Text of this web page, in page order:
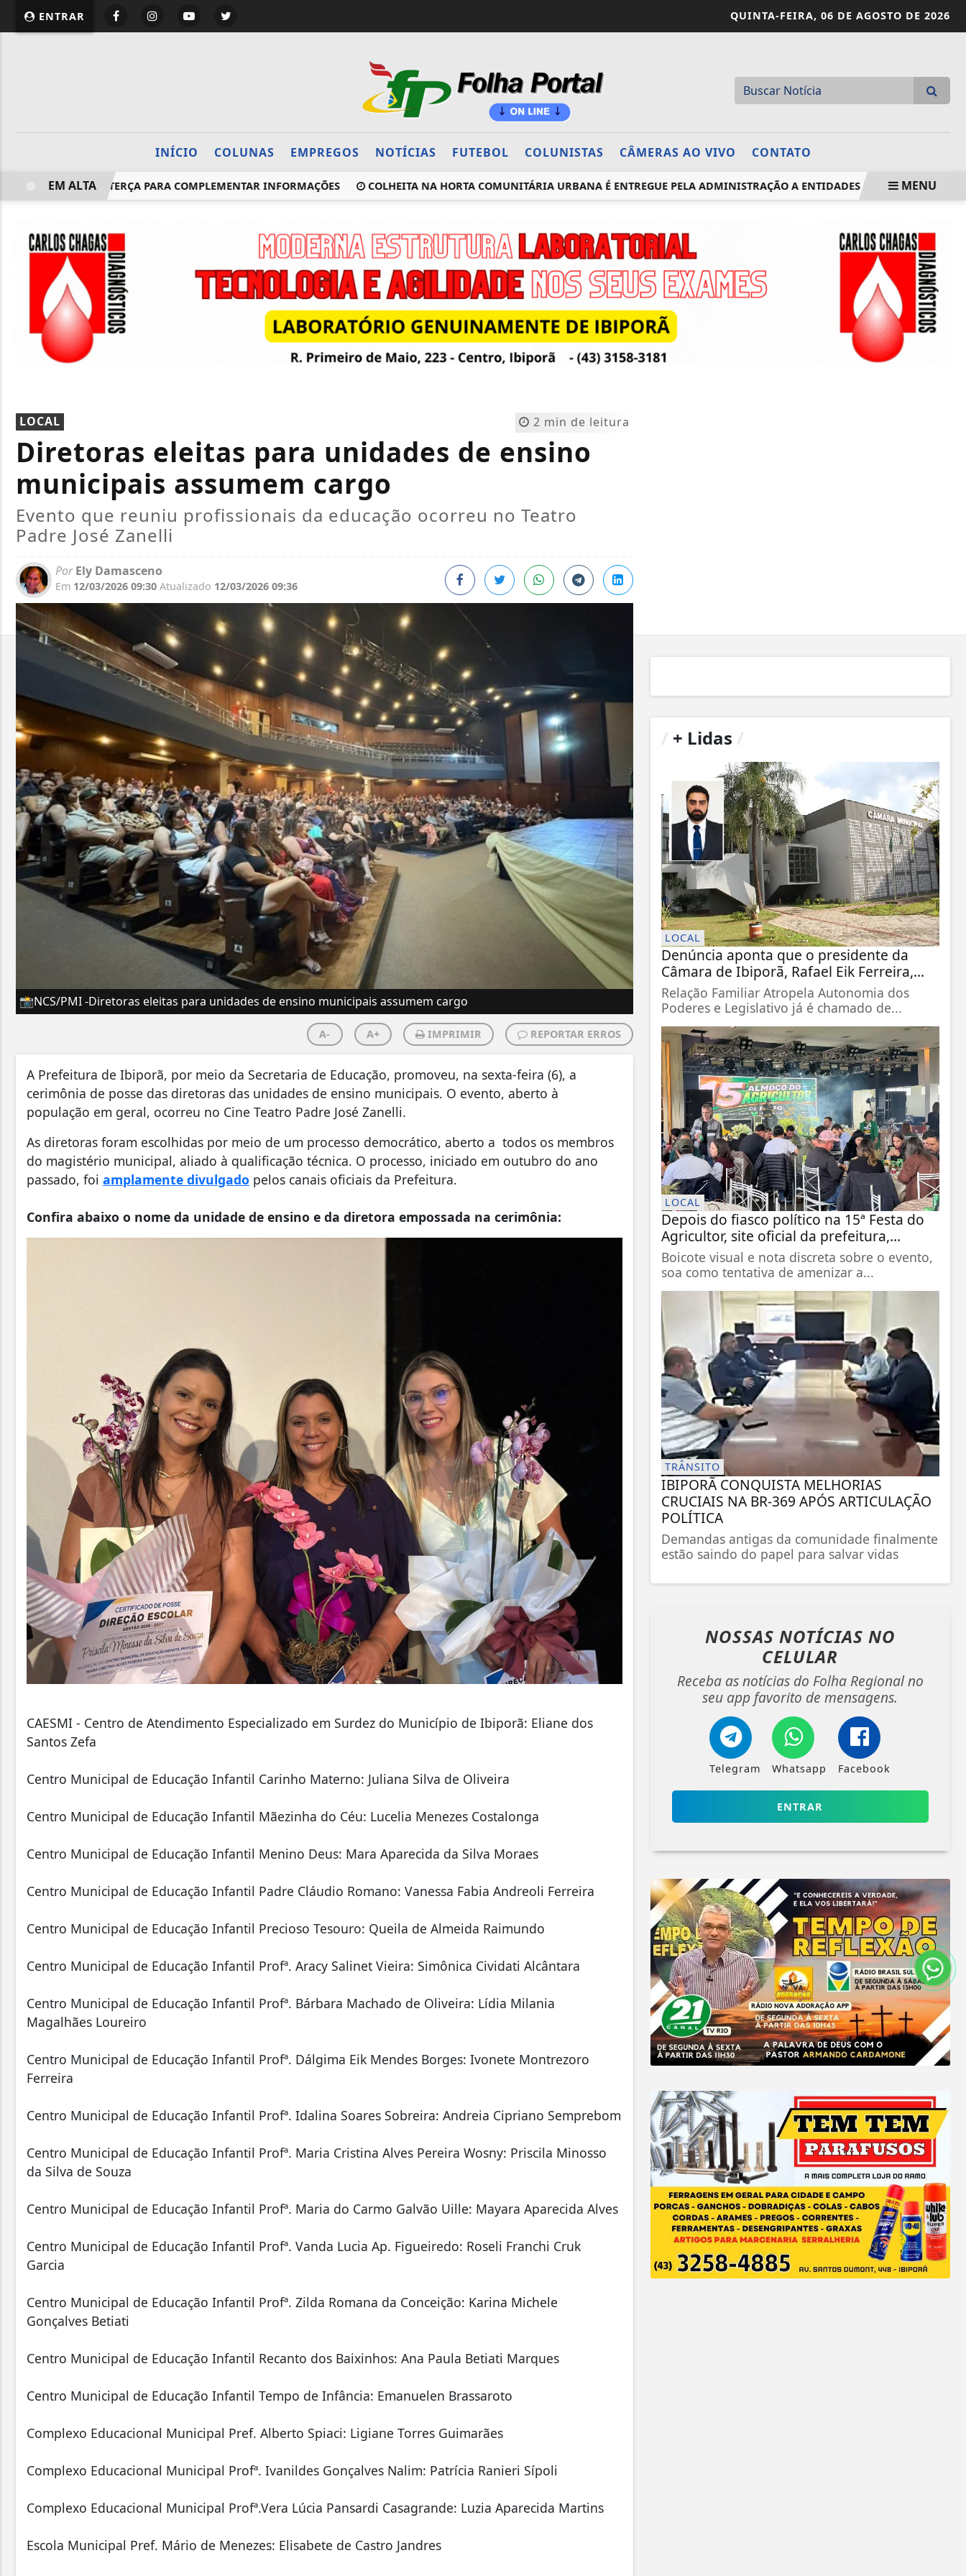
website page view counter
ENTRAR QUINTA-FEIRA, 06 DE AGOSTO DE 2026
INÍCIO COLUNAS EMPREGOS NOTÍCIAS FUTEBOL COLUNISTAS CÂMERAS AO VIVO CONTATO
TÊM ATÉ TERÇA PARA COMPLEMENTAR INFORMAÇÕES COLHEITA NA HORTA COMUNITÁRIA URBANA É ENTREGUE PELA ADMINISTRAÇÃO A ENTIDADES DO COMSEA FIES
EM ALTA MENU
2 min de leitura
LOCAL
Diretoras eleitas para unidades de ensino
municipais assumem cargo
Evento que reuniu profissionais da educação ocorreu no Teatro
Padre José Zanelli
PorEly Damasceno
Em 12/03/2026 09:30 Atualizado 12/03/2026 09:36
📸NCS/PMI -Diretoras eleitas para unidades de ensino municipais assumem cargo
A- A+ IMPRIMIR REPORTAR ERROS
A Prefeitura de Ibiporã, por meio da Secretaria de Educação, promoveu, na sexta-feira (6), a
cerimônia de posse das diretoras das unidades de ensino municipais. O evento, aberto à
população em geral, ocorreu no Cine Teatro Padre José Zanelli.
As diretoras foram escolhidas por meio de um processo democrático, aberto a todos os membros
do magistério municipal, aliado à qualificação técnica. O processo, iniciado em outubro do ano
passado, foi amplamente divulgado pelos canais oficiais da Prefeitura.
Confira abaixo o nome da unidade de ensino e da diretora empossada na cerimônia:
CAESMI - Centro de Atendimento Especializado em Surdez do Município de Ibiporã: Eliane dos
Santos Zefa
Centro Municipal de Educação Infantil Carinho Materno: Juliana Silva de Oliveira
Centro Municipal de Educação Infantil Mãezinha do Céu: Lucelia Menezes Costalonga
Centro Municipal de Educação Infantil Menino Deus: Mara Aparecida da Silva Moraes
Centro Municipal de Educação Infantil Padre Cláudio Romano: Vanessa Fabia Andreoli Ferreira
Centro Municipal de Educação Infantil Precioso Tesouro: Queila de Almeida Raimundo
Centro Municipal de Educação Infantil Profª. Aracy Salinet Vieira: Simônica Cividati Alcântara
Centro Municipal de Educação Infantil Profª. Bárbara Machado de Oliveira: Lídia Milania
Magalhães Loureiro
Centro Municipal de Educação Infantil Profª. Dálgima Eik Mendes Borges: Ivonete Montrezoro
Ferreira
Centro Municipal de Educação Infantil Profª. Idalina Soares Sobreira: Andreia Cipriano Semprebom
Centro Municipal de Educação Infantil Profª. Maria Cristina Alves Pereira Wosny: Priscila Minosso
da Silva de Souza
Centro Municipal de Educação Infantil Profª. Maria do Carmo Galvão Uille: Mayara Aparecida Alves
Centro Municipal de Educação Infantil Profª. Vanda Lucia Ap. Figueiredo: Roseli Franchi Cruk
Garcia
Centro Municipal de Educação Infantil Profª. Zilda Romana da Conceição: Karina Michele
Gonçalves Betiati
Centro Municipal de Educação Infantil Recanto dos Baixinhos: Ana Paula Betiati Marques
Centro Municipal de Educação Infantil Tempo de Infância: Emanuelen Brassaroto
Complexo Educacional Municipal Pref. Alberto Spiaci: Ligiane Torres Guimarães
Complexo Educacional Municipal Profª. Ivanildes Gonçalves Nalim: Patrícia Ranieri Sípoli
Complexo Educacional Municipal Profª.Vera Lúcia Pansardi Casagrande: Luzia Aparecida Martins
Escola Municipal Pref. Mário de Menezes: Elisabete de Castro Jandres
+ Lidas
LOCAL
Denúncia aponta que o presidente da
Câmara de Ibiporã, Rafael Eik Ferreira,...
Relação Familiar Atropela Autonomia dos
Poderes e Legislativo já é chamado de...
LOCAL
Depois do fiasco político na 15ª Festa do
Agricultor, site oficial da prefeitura,...
Boicote visual e nota discreta sobre o evento,
soa como tentativa de amenizar a...
TRÂNSITO
IBIPORÃ CONQUISTA MELHORIAS
CRUCIAIS NA BR-369 APÓS ARTICULAÇÃO
POLÍTICA
Demandas antigas da comunidade finalmente
estão saindo do papel para salvar vidas
NOSSAS NOTÍCIAS NO
CELULAR
Receba as notícias do Folha Regional no
seu app favorito de mensagens.
Telegram Whatsapp Facebook
ENTRAR